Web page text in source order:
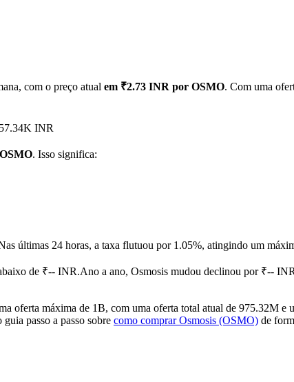
com o preço atual em ₹2.73 INR por OSMO. Com uma
INR
. Isso significa:
últimas 24 horas, a taxa flutuou por 1.05%, atingindo um
de ₹-- INR.Ano a ano, Osmosis mudou declinou por ₹--
oferta máxima de 1B, com uma oferta total atual de 975.32M
passo a passo sobre como comprar Osmosis (OSMO) de